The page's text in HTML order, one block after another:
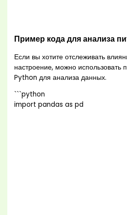
Пример кода для анализа
Если вы хотите отслеживать
настроение, можно использовать
Python для анализа данных.
```python
import pandas as pd